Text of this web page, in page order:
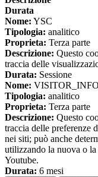
Durata
Nome: YSC
Tipologia: analitico
Proprieta: Terza parte
Descrizione: Questo
traccia delle
Durata: Sessione
Nome:
Tipologia: analitico
Proprieta: Terza parte
Descrizione: Questo
traccia delle preferenze
nei siti; può anche
utilizzando la nuova o
Youtube.
Durata: 6 mesi